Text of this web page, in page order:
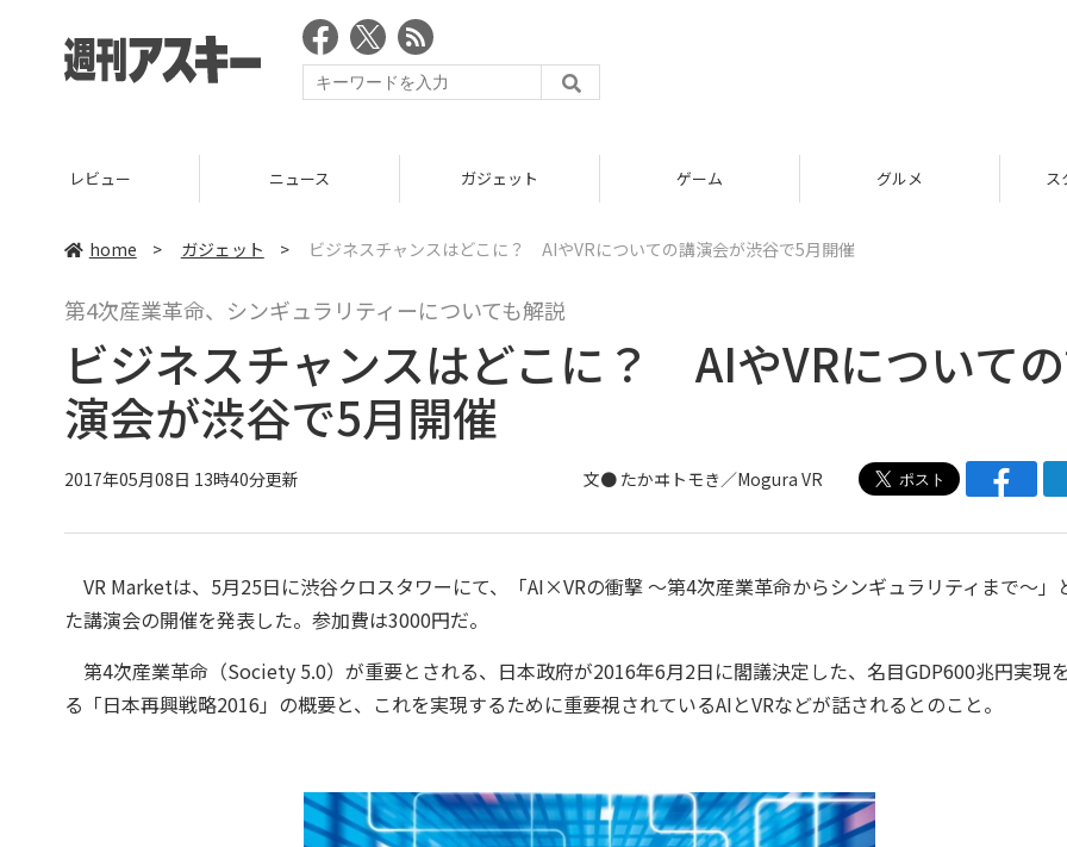
ニュース ガジェット ゲーム グルメ スタートアップ
home > ガジェット > ビジネスチャンスはどこに？ AIやVRについての講演会が渋谷で5月開催
第4次産業革命、シンギュラリティーについても解説
ビジネスチャンスはどこに？ AIやVRについて
演会が渋谷で5月開催
2017年05月08日 13時40分更新 文● たかヰトモき／Mogura VR
VR Marketは、5月25日に渋谷クロスタワーにて、「AI×VRの衝撃 〜第4次産業革命からシンギュラリティまで〜」
た講演会の開催を発表した。参加費は3000円だ。
第4次産業革命（Society 5.0）が重要とされる、日本政府が2016年6月2日に閣議決定した、名目GDP600兆円実現
る「日本再興戦略2016」の概要と、これを実現するために重要視されているAIとVRなどが話されるとのこと。